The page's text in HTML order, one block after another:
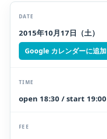
DATE
2015年10月17日（土）
Google カレンダーに追加
TIME
open 18:30 / start 19:00
FEE